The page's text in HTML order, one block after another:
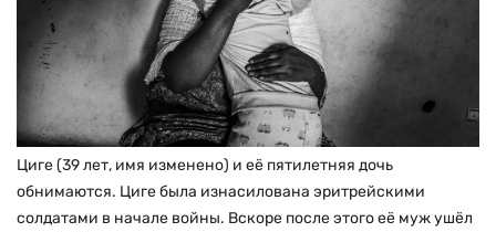
Циге (39 лет, имя изменено) и её пятилетняя дочь
обнимаются. Циге была изнасилована эритрейскими
солдатами в начале войны. Вскоре после этого её муж ушёл